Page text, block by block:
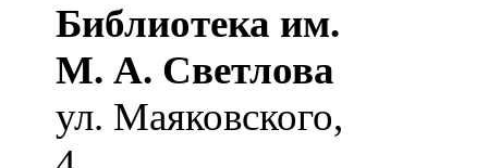
Библиотека им.
М. А. Светлова
ул. Маяковского,